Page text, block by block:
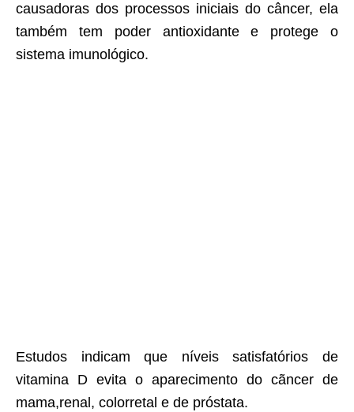
causadoras dos processos iniciais do câncer, ela
também tem poder antioxidante e protege o
sistema imunológico.
Estudos indicam que níveis satisfatórios de
vitamina D evita o aparecimento do cãncer de
mama,renal, colorretal e de próstata.